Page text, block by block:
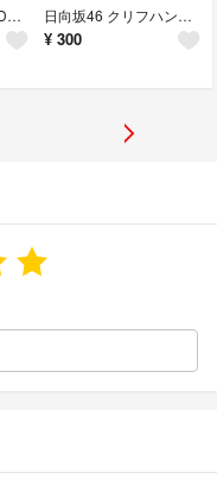
アンテナ 4分配器 4DMS(P) 【中古品】 日向坂46 クリフハンガー 封入生写真 生写真 宮地すみれ 2枚
¥ 300